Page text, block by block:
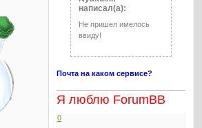
написал(а):
Не пришел имелось
ввиду!
Почта на каком сервисе?
Я люблю ForumBB
0